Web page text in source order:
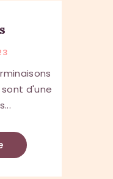
d'une